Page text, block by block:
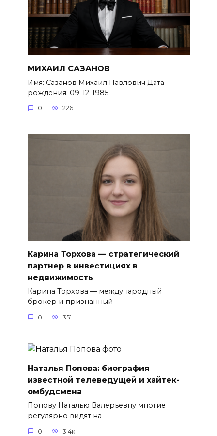
МИХАИЛ САЗАНОВ
Имя: Сазанов Михаил Павлович Дата
рождения: 09-12-1985
0 226
Карина Торхова — стратегический
партнер в инвестициях в
недвижимость
Карина Торхова — международный
брокер и признанный
0 351
Наталья Попова: биография
известной телеведущей и хайтек-
омбудсмена
Попову Наталью Валерьевну многие
регулярно видят на
0 3.4к.